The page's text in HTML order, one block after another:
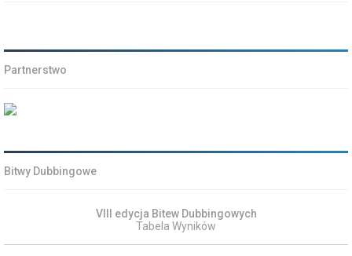
Partnerstwo
Bitwy Dubbingowe
VIII edycja Bitew Dubbingowych
Tabela Wyników